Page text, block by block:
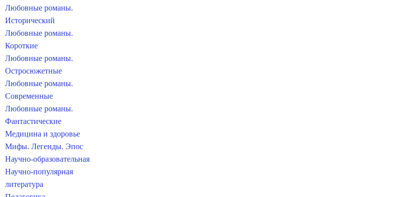
Любовные романы.
Исторический
Любовные романы.
Короткие
Любовные романы.
Остросюжетные
Любовные романы.
Современные
Любовные романы.
Фантастические
Медицина и здоровье
Мифы. Легенды. Эпос
Научно-образовательная
Научно-популярная
литература